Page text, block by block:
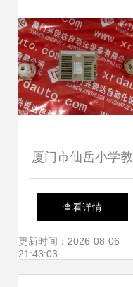
作活动
厦门市仙岳小学教
育信息化发展 ab
1326ab c2e 11模
查看详情
更新时间：2026-08-06
21:43:03